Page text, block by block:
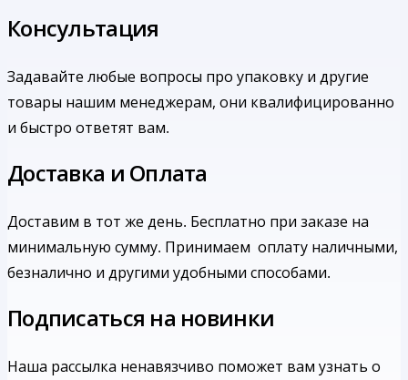
Консультация
Задавайте любые вопросы про упаковку и другие
товары нашим менеджерам, они квалифицированно
и быстро ответят вам.
Доставка и Оплата
Доставим в тот же день. Бесплатно при заказе на
минимальную сумму. Принимаем оплату наличными,
безналично и другими удобными способами.
Подписаться на новинки
Наша рассылка ненавязчиво поможет вам узнать о